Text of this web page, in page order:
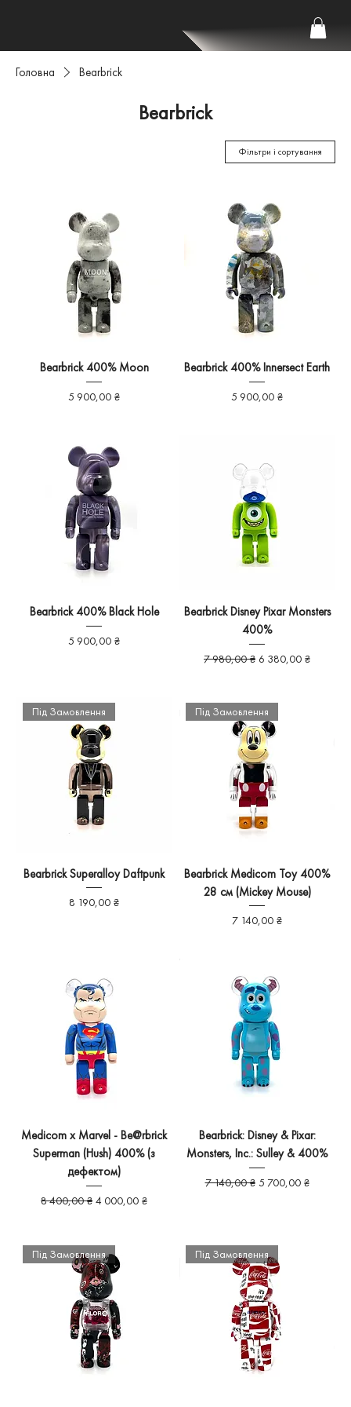
Головна Bearbrick
Bearbrick
Фільтри і сортування
Bearbrick 400% Moon
Ціна
5 900,00 ₴
Bearbrick 400% Innersect Earth
Ціна
5 900,00 ₴
Bearbrick 400% Black Hole
Ціна
5 900,00 ₴
Bearbrick Disney Pixar Monsters
400%
Звичайна ціна
7 980,00 ₴ За розпродажем
6 380,00 ₴
Під Замовлення
Bearbrick Superalloy Daftpunk
Ціна
8 190,00 ₴
Під Замовлення
Bearbrick Medicom Toy 400%
28 см (Mickey Mouse)
Ціна
7 140,00 ₴
Medicom x Marvel - Be@rbrick
Superman (Hush) 400% (з
дефектом)
Звичайна ціна
8 400,00 ₴ За розпродажем
4 000,00 ₴
Bearbrick: Disney & Pixar:
Monsters, Inc.: Sulley & 400%
Звичайна ціна
7 140,00 ₴ За розпродажем
5 700,00 ₴
Під Замовлення Під Замовлення